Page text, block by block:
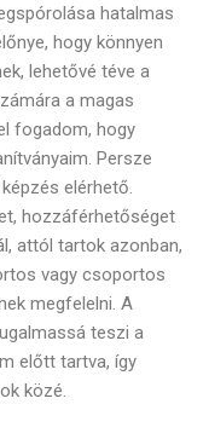
hatalmas
hogy könnyen
lehetővé téve a
a magas
fogadom, hogy
Persze
elérhető.
hozzáférhetőséget
attól tartok azonban,
vagy csoportos
megfelelni. A
teszi a
előtt tartva, így
közé.